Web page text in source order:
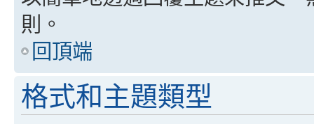
則。
回頂端
格式和主題類型